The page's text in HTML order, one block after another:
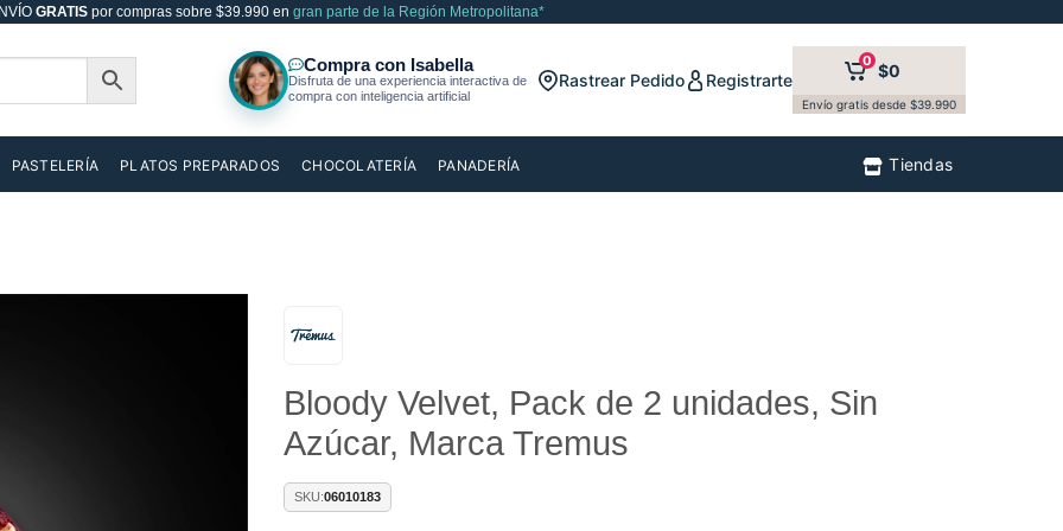
GRATISpor compras sobre $39.990 en gran parte de la Región Metropolitana*
Rastrear Pedido Registrarte
0 $0
Envío gratis desde $39.990
PASTELERÍA PLATOS PREPARADOS CHOCOLATERÍA PANADERÍA Tiendas
Bloody Velvet, Pack de 2 unidades, Sin
Azúcar, Marca Tremus
SKU:06010183